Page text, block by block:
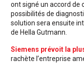
ont signé un accord de
possibilités de
solution sera ensuite
de Hella Gutmann.
Siemens prévoit la
rachète l’entreprise